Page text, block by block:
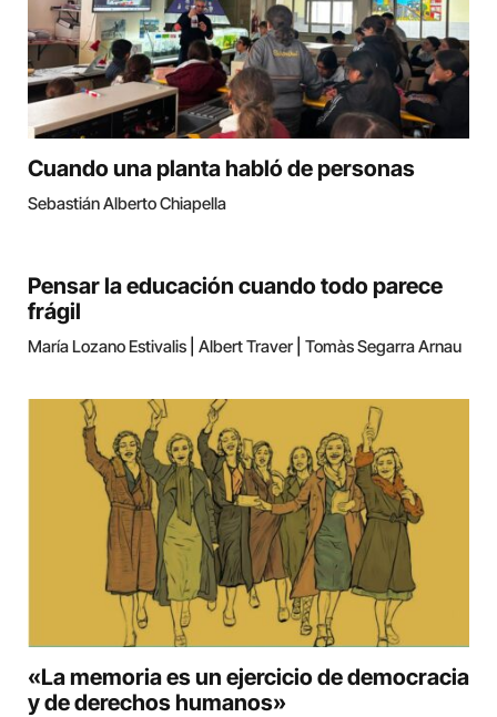
Cuando una planta habló de personas
Sebastián Alberto Chiapella
Pensar la educación cuando todo parece
frágil
María Lozano Estivalis Albert Traver| Tomàs Segarra Arnau
«La memoria es un ejercicio de democracia
y de derechos humanos»